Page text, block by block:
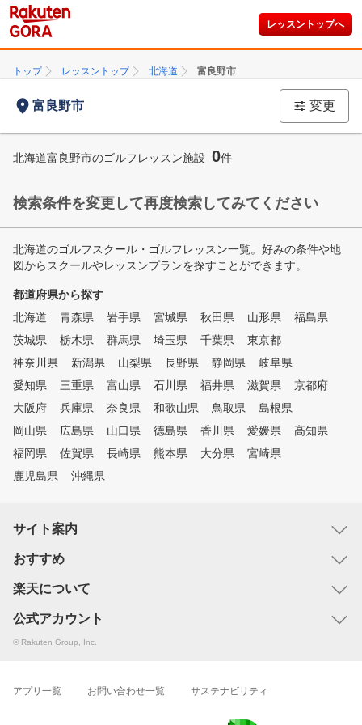
レッスントップへ
トップ レッスントップ 北海道 富良野市
富良野市 変更
北海道富良野市のゴルフレッスン施設 0件
検索条件を変更して再度検索してみてください
北海道のゴルフスクール・ゴルフレッスン一覧。好みの条件や地
図からスクールやレッスンプランを探すことができます。
都道府県から探す
北海道
青森県 岩手県 宮城県 秋田県 山形県
福島県
茨城県
栃木県 群馬県 埼玉県 千葉県
東京都
神奈川県
新潟県 山梨県 長野県 静岡県
岐阜県
愛知県
三重県 富山県 石川県 福井県 滋賀県
京都府
大阪府
兵庫県 奈良県 和歌山県 鳥取県
島根県
岡山県
広島県 山口県 徳島県 香川県 愛媛県
高知県
福岡県
佐賀県 長崎県 熊本県 大分県
宮崎県
鹿児島県
沖縄県
サイト案内
おすすめ
楽天について
公式アカウント
© Rakuten Group, Inc.
アプリ一覧 お問い合わせ一覧 サステナビリティ